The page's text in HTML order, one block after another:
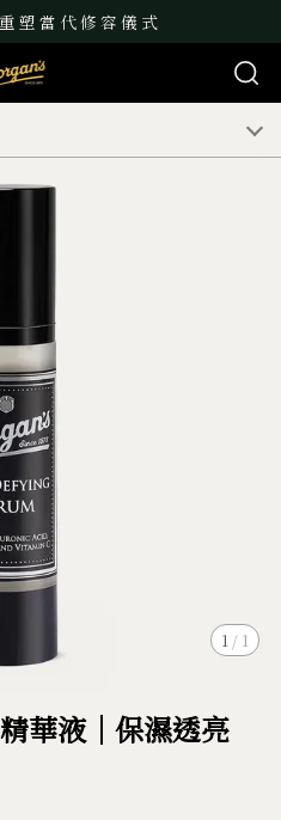
塑 當 代 修 容 儀 式
1 / 1
華液｜保濕透亮